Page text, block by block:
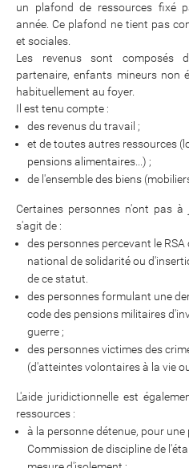
un plafond de ressources fixé
année. Ce plafond ne tient pas
et sociales.
Les revenus sont composés
partenaire, enfants mineurs non
habituellement au foyer.
Il est tenu compte :
des revenus du travail ;
et de toutes autres ressources
pensions alimentaires...) ;
de l'ensemble des biens
Certaines personnes n'ont pas à
s'agit de :
des personnes percevant le
national de solidarité ou
de ce statut.
des personnes formulant une
code des pensions militaires
guerre ;
des personnes victimes des
(d'atteintes volontaires à la vie
L'aide juridictionnelle est
ressources :
à la personne détenue, pour
Commission de discipline de